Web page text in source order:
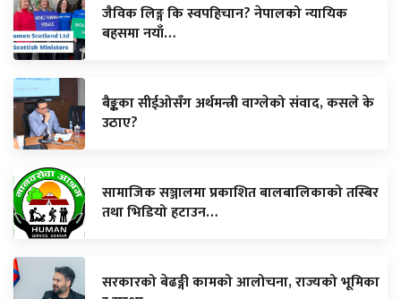
जैविक लिङ्ग कि स्वपहिचान? नेपालको न्यायिक
बहसमा नयाँ…
बैङ्कका सीईओसँग अर्थमन्त्री वाग्लेको संवाद, कसले के
उठाए?
सामाजिक सञ्जालमा प्रकाशित बालबालिकाको तस्बिर
तथा भिडियो हटाउन…
सरकारको बेढङ्गी कामको आलोचना, राज्यको भूमिका